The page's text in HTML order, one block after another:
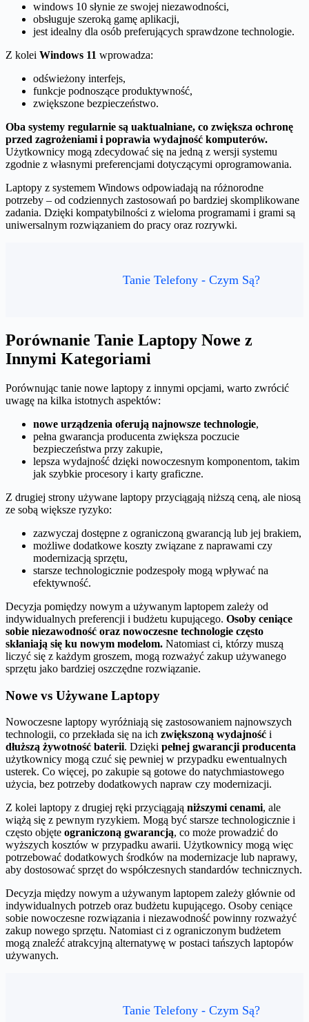
windows 10 słynie ze swojej niezawodności,
obsługuje szeroką gamę aplikacji,
jest idealny dla osób preferujących sprawdzone technologie.
Z kolei Windows 11 wprowadza:
odświeżony interfejs,
funkcje podnoszące produktywność,
zwiększone bezpieczeństwo.
Oba systemy regularnie są uaktualniane, co zwiększa ochronę
przed zagrożeniami i poprawia wydajność komputerów.
Użytkownicy mogą zdecydować się na jedną z wersji systemu
zgodnie z własnymi preferencjami dotyczącymi oprogramowania.
Laptopy z systemem Windows odpowiadają na różnorodne
potrzeby – od codziennych zastosowań po bardziej skomplikowane
zadania. Dzięki kompatybilności z wieloma programami i grami są
uniwersalnym rozwiązaniem do pracy oraz rozrywki.
Tanie Telefony - Czym Są?
Porównanie Tanie Laptopy Nowe z
Innymi Kategoriami
Porównując tanie nowe laptopy z innymi opcjami, warto zwrócić
uwagę na kilka istotnych aspektów:
nowe urządzenia oferują najnowsze technologie,
pełna gwarancja producenta zwiększa poczucie
bezpieczeństwa przy zakupie,
lepsza wydajność dzięki nowoczesnym komponentom, takim
jak szybkie procesory i karty graficzne.
Z drugiej strony używane laptopy przyciągają niższą ceną, ale niosą
ze sobą większe ryzyko:
zazwyczaj dostępne z ograniczoną gwarancją lub jej brakiem,
możliwe dodatkowe koszty związane z naprawami czy
modernizacją sprzętu,
starsze technologicznie podzespoły mogą wpływać na
efektywność.
Decyzja pomiędzy nowym a używanym laptopem zależy od
indywidualnych preferencji i budżetu kupującego. Osoby ceniące
sobie niezawodność oraz nowoczesne technologie często
skłaniają się ku nowym modelom. Natomiast ci, którzy muszą
liczyć się z każdym groszem, mogą rozważyć zakup używanego
sprzętu jako bardziej oszczędne rozwiązanie.
Nowe vs Używane Laptopy
Nowoczesne laptopy wyróżniają się zastosowaniem najnowszych
technologii, co przekłada się na ich zwiększoną wydajność i
dłuższą żywotność baterii. Dzięki pełnej gwarancji producenta
użytkownicy mogą czuć się pewniej w przypadku ewentualnych
usterek. Co więcej, po zakupie są gotowe do natychmiastowego
użycia, bez potrzeby dodatkowych napraw czy modernizacji.
Z kolei laptopy z drugiej ręki przyciągają niższymi cenami, ale
wiążą się z pewnym ryzykiem. Mogą być starsze technologicznie i
często objęte ograniczoną gwarancją, co może prowadzić do
wyższych kosztów w przypadku awarii. Użytkownicy mogą więc
potrzebować dodatkowych środków na modernizacje lub naprawy,
aby dostosować sprzęt do współczesnych standardów technicznych.
Decyzja między nowym a używanym laptopem zależy głównie od
indywidualnych potrzeb oraz budżetu kupującego. Osoby ceniące
sobie nowoczesne rozwiązania i niezawodność powinny rozważyć
zakup nowego sprzętu. Natomiast ci z ograniczonym budżetem
mogą znaleźć atrakcyjną alternatywę w postaci tańszych laptopów
używanych.
Tanie Telefony - Czym Są?